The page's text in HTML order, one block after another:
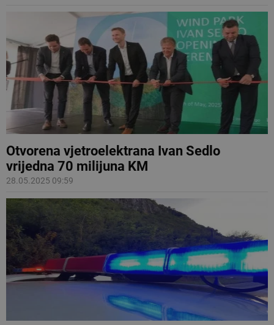
Otvorena vjetroelektrana Ivan Sedlo
vrijedna 70 milijuna KM
28.05.2025 09:59